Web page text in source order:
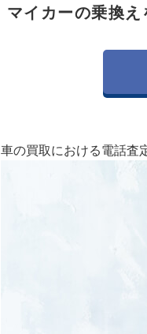
・正確な価値を知り
複数の業者に個別に
を利用すれば、一度
き出すことができま
マイカーの乗換
車の買取における電話査